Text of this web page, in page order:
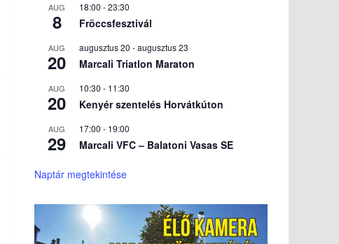
AUG
8
18:00 -23:30
Fröccsfesztivál
AUG
20
augusztus 20 -augusztus 23
Marcali Triatlon Maraton
AUG
20
10:30 - 11:30
Kenyér szentelés Horvátkúton
AUG
29
17:00 - 19:00
Marcali VFC – Balatoni Vasas SE
Naptár megtekintése